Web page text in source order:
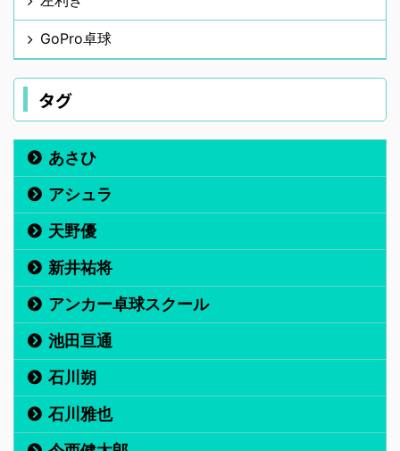
GoPro卓球
タグ
あさひ
アシュラ
天野優
新井祐将
アンカー卓球スクール
池田亘通
石川朔
石川雅也